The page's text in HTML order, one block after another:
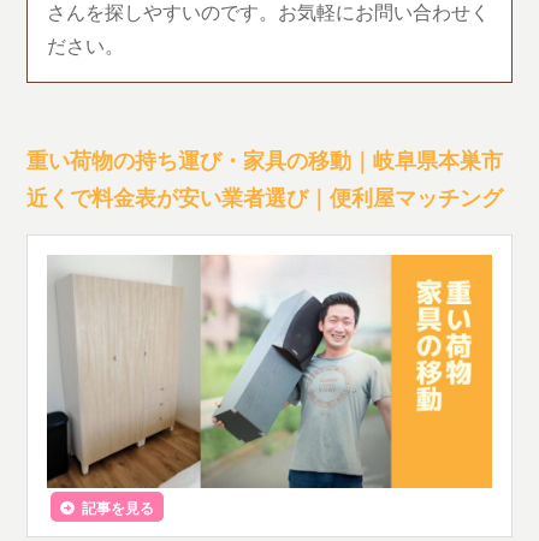
さんを探しやすいのです。お気軽にお問い合わせく
ださい。
重い荷物の持ち運び・家具の移動｜岐阜県本巣市
近くで料金表が安い業者選び｜便利屋マッチング
記事を見る